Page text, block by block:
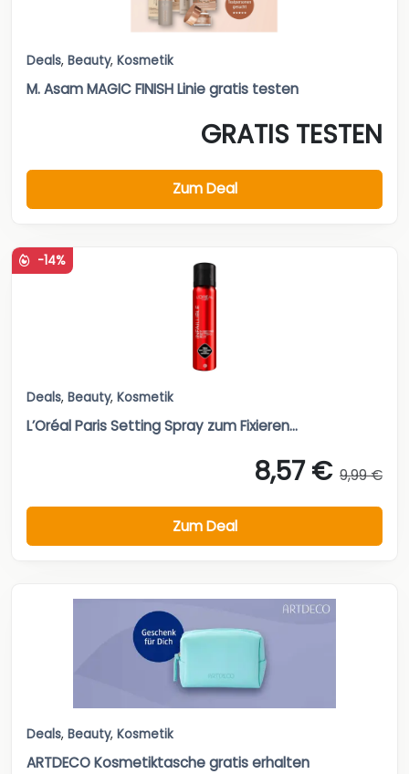
Deals, Beauty, Kosmetik
M. Asam MAGIC FINISH Linie gratis testen
GRATIS TESTEN
Zum Deal
-14%
Deals, Beauty, Kosmetik
L’Oréal Paris Setting Spray zum Fixieren...
8,57 € 9,99 €
Zum Deal
Deals, Beauty, Kosmetik
ARTDECO Kosmetiktasche gratis erhalten